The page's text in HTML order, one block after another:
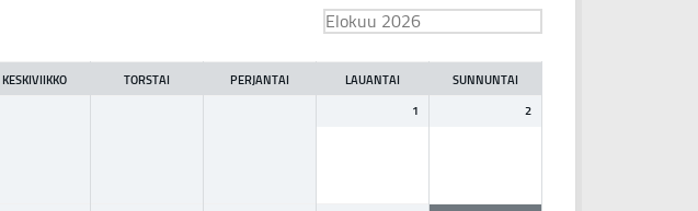
KESKIVIIKKO TORSTAI PERJANTAI LAUANTAI SUNNUNTAI
1 2